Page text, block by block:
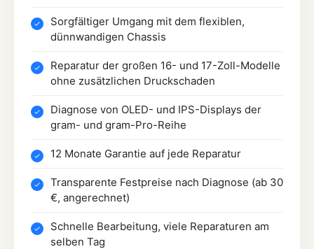
Sorgfältiger Umgang mit dem flexiblen,
dünnwandigen Chassis
Reparatur der großen 16- und 17-Zoll-Modelle
ohne zusätzlichen Druckschaden
Diagnose von OLED- und IPS-Displays der
gram- und gram-Pro-Reihe
12 Monate Garantie auf jede Reparatur
Transparente Festpreise nach Diagnose (ab 30
€, angerechnet)
Schnelle Bearbeitung, viele Reparaturen am
selben Tag